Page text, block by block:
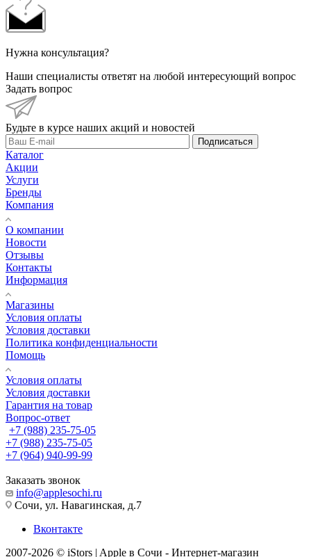
Нужна консультация?
Наши специалисты ответят на любой интересующий вопрос
Задать вопрос
Будьте в курсе наших акций и новостей
Подписаться
Каталог
Акции
Услуги
Бренды
Компания
О компании
Новости
Отзывы
Контакты
Информация
Магазины
Условия оплаты
Условия доставки
Политика конфиденциальности
Помощь
Условия оплаты
Условия доставки
Гарантия на товар
Вопрос-ответ
+7 (988) 235-75-05
+7 (988) 235-75-05
+7 (964) 940-99-99
Заказать звонок
info@applesochi.ru
Сочи, ул. Навагинская, д.7
Вконтакте
2007-2026 © iStors | Apple в Сочи - Интернет-магазин